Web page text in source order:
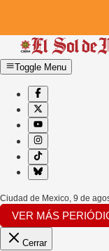
Toggle Menu
Ciudad de Mexico, 9 de
VER MÁS
Cerrar